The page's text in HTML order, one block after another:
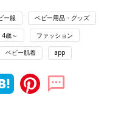
ー服 ベビー用品・グッズ
4歳～ ファッション
ベビー肌着 app